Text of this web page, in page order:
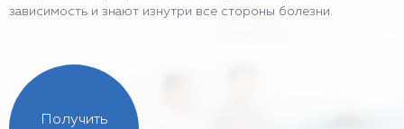
зависимость и знают изнутри все стороны болезни.
Получить